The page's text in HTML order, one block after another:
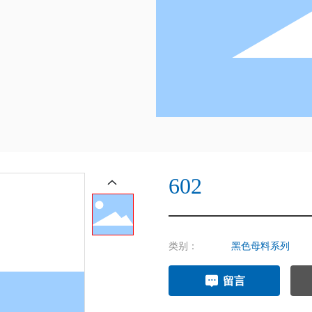
602
类别： 黑色母料系列
留言